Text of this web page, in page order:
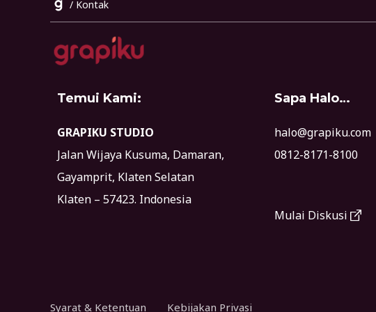
/ Kontak
Temui Kami:
GRAPIKU STUDIO
Jalan Wijaya Kusuma, Damaran,
Gayamprit, Klaten Selatan
Klaten – 57423. Indonesia
Sapa Halo…
halo@grapiku.com
0812-8171-8100
Mulai Diskusi
Syarat & Ketentuan Kebijakan Privasi